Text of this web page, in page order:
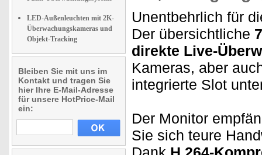
LED-Außenleuchten mit 2K-
Überwachungskameras und
Objekt-Tracking
Bleiben Sie mit uns im
Kontakt und tragen Sie
hier Ihre E-Mail-Adresse
für unsere HotPrice-Mail
ein:
Unentbehrlich für
Der übersichtliche
direkte Live-
Kameras, aber
integrierte Slot
Der Monitor
Sie sich teure